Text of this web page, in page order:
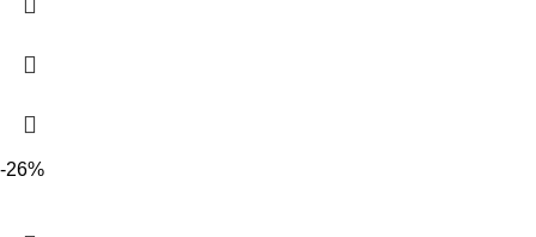
-26%